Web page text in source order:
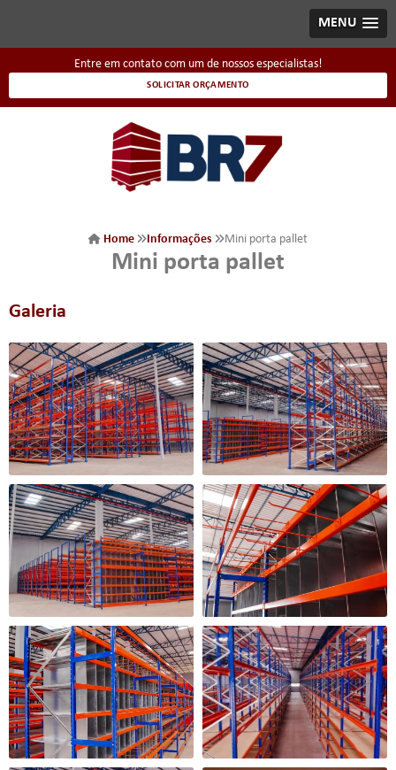
MENU
Entre em contato com um de nossos especialistas!
SOLICITAR ORÇAMENTO
Home Informações Mini porta pallet
Mini porta pallet
Galeria